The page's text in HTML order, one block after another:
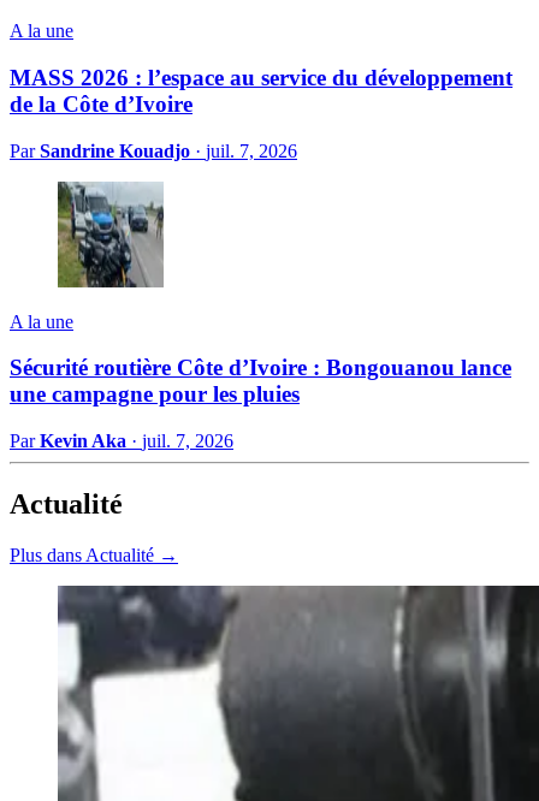
A la une
MASS 2026 : l’espace au service du développement
de la Côte d’Ivoire
ParSandrine Kouadjo · juil. 7, 2026
A la une
Sécurité routière Côte d’Ivoire : Bongouanou lance
une campagne pour les pluies
ParKevin Aka · juil. 7, 2026
Actualité
Plus dans Actualité →